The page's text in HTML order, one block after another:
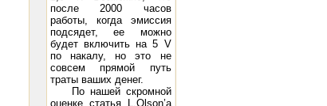
после 2000 часов
работы, когда эмиссия
подсядет, ее можно
будет включить на 5 V
по накалу, но это не
совсем прямой путь
траты ваших денег.
По нашей скромной
оценке статья L.Olson’a